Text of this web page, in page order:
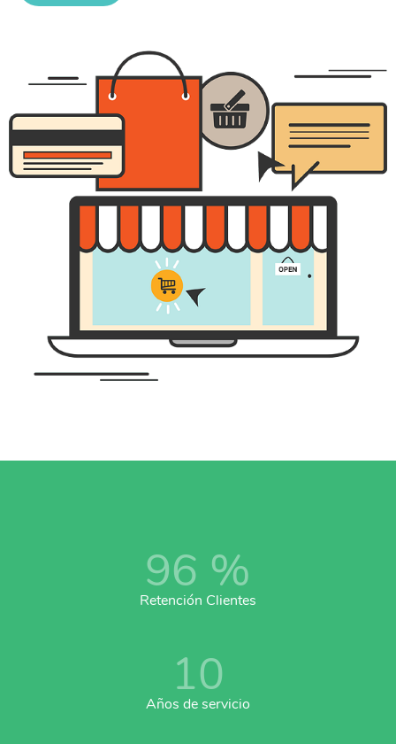
96 %
Retención Clientes
10
Años de servicio